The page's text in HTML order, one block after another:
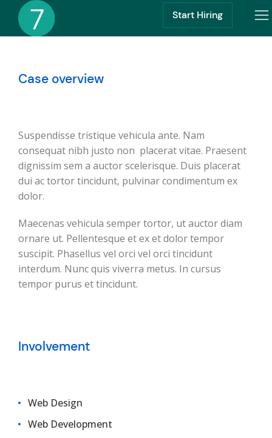
Start Hiring
Case overview
Suspendisse tristique vehicula ante. Nam
consequat nibh justo non placerat vitae. Praesent
dignissim sem a auctor scelerisque. Duis placerat
dui ac tortor tincidunt, pulvinar condimentum ex
dolor.
Maecenas vehicula semper tortor, ut auctor diam
ornare ut. Pellentesque et ex et dolor tempor
suscipit. Phasellus vel orci vel orci tincidunt
interdum. Nunc quis viverra metus. In cursus
tempor purus et tincidunt.
Involvement
Web Design
Web Development